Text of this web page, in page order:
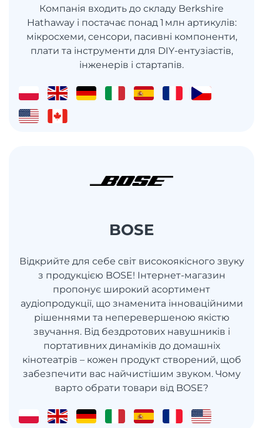
Компанія входить до складу Berkshire
Hathaway і постачає понад 1 млн артикулів:
мікросхеми, сенсори, пасивні компоненти,
плати та інструменти для DIY-ентузіастів,
інженерів і стартапів.
BOSE
Відкрийте для себе світ високоякісного звуку
з продукцією BOSE! Інтернет-магазин
пропонує широкий асортимент
аудіопродукції, що знаменита інноваційними
рішеннями та неперевершеною якістю
звучання. Від бездротових навушників і
портативних динаміків до домашніх
кінотеатрів – кожен продукт створений, щоб
забезпечити вас найчистішим звуком. Чому
варто обрати товари від BOSE?